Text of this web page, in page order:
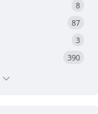
8
87
3
390